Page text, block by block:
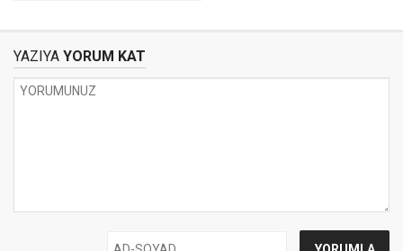
Umudun İnce Sesi
YAZIYA YORUM KAT